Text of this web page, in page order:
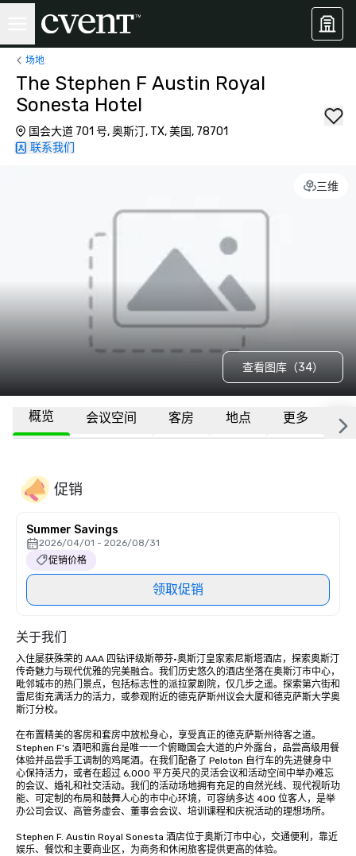
场地
The Stephen F Austin Royal
Sonesta Hotel
国会大道 701 号, 奥斯汀, TX, 美国, 78701
联系我们
三维
查看图库（34）
概览 会议空间 客房 地点 更多 常
促销
Summer Savings
2026/04/01 - 2026/08/31
促销价格
领取促销
关于我们
入住屡获殊荣的 AAA 四钻评级斯蒂芬·奥斯汀皇家索尼斯塔酒店，探索奥斯汀
传奇魅力与现代优雅的完美融合。我们历史悠久的酒店坐落在奥斯汀市中心，
毗邻城市的热门景点，包括标志性的派拉蒙剧院，仅几步之遥。探索第六街和
雷尼街充满活力的活力，或参观附近的德克萨斯州议会大厦和德克萨斯大学奥
斯汀分校。
在布置精美的客房和套房中放松身心，享受真正的德克萨斯州待客之道。
Stephen F's 酒吧和露台是唯一一个俯瞰国会大道的户外露台，品尝高级用餐
体验并品尝手工调制的鸡尾酒。在我们配备了 Peloton 自行车的先进健身中
心保持活力，或者在超过 6,000 平方英尺的灵活会议和活动空间中举办难忘
的会议、婚礼和社交活动。我们的活动场地拥有充足的自然光线、现代视听功
能、可定制的布局和鼓舞人心的市中心环境，可容纳多达 400 位客人，是举
办公司会议、高管务虚会、董事会会议、培训课程和庆祝活动的理想场所。
Stephen F. Austin Royal Sonesta 酒店位于奥斯汀市中心，交通便利，靠近
娱乐、餐饮和主要商业区，为商务和休闲旅客提供更高的体验。